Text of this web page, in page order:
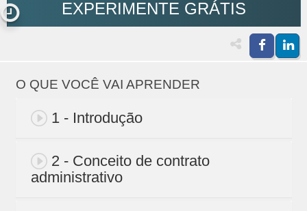
EXPERIMENTE GRÁTIS
O QUE VOCÊ VAI APRENDER
1 - Introdução
2 - Conceito de contrato
administrativo